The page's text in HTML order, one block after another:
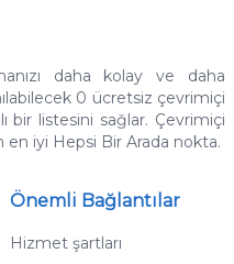
daha kolay ve daha
0 ücretsiz çevrimiçi
bir listesini sağlar. Çevrimiçi
en iyi Hepsi Bir Arada nokta.
Önemli Bağlantılar
Hizmet şartları